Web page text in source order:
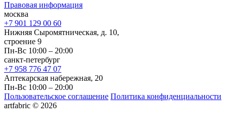
Правовая информация
москва
+7 901 129 00 60
Нижняя Сыромятническая, д. 10,
строение 9
Пн-Вс 10:00 – 20:00
санкт-петербург
+7 958 776 47 07
Аптекарская набережная, 20
Пн-Вс 10:00 – 20:00
Пользовательское соглашение Политика конфиденциальности
artfabric © 2026